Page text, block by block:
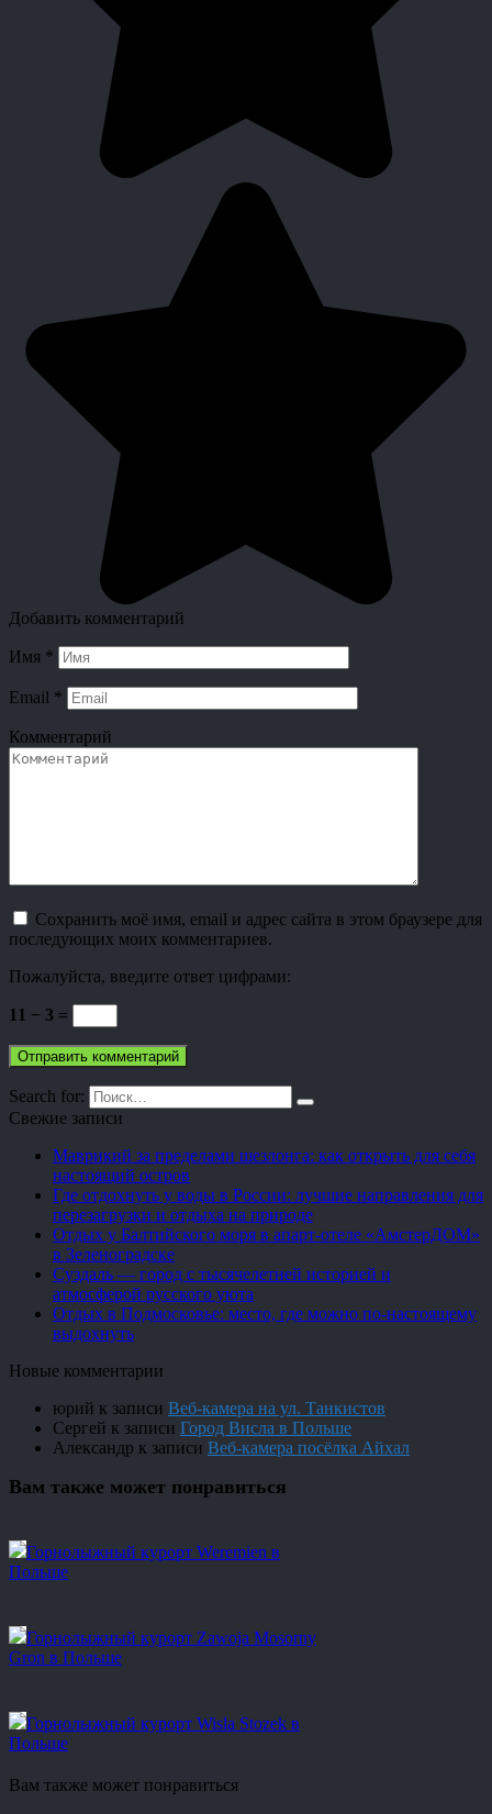
Добавить комментарий
Имя *
Email *
Комментарий
Сохранить моё имя, email и адрес сайта в этом браузере для
последующих моих комментариев.
Пожалуйста, введите ответ цифрами:
11 − 3 =
Search for:
Свежие записи
Маврикий за пределами шезлонга: как открыть для себя
настоящий остров
Где отдохнуть у воды в России: лучшие направления для
перезагрузки и отдыха на природе
Отдых у Балтийского моря в апарт-отеле «АмстерДОМ»
в Зеленоградске
Суздаль — город с тысячелетней историей и
атмосферой русского уюта
Отдых в Подмосковье: место, где можно по-настоящему
выдохнуть
Новые комментарии
юрий к записи Веб-камера на ул. Танкистов
Сергей к записи Город Висла в Польше
Александр к записи Веб-камера посёлка Айхал
Вам также может понравиться
Горнолыжный курорт Weremien в
Польше
Горнолыжный курорт Zawoja Mosorny
Gron в Польше
Горнолыжный курорт Wisla Stozek в
Польше
Вам также может понравиться